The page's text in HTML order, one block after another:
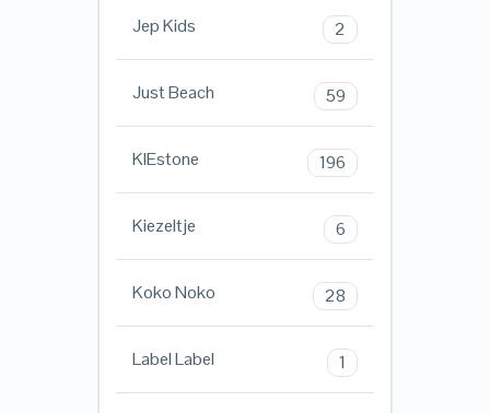
Jep Kids 2
Just Beach 59
KIEstone 196
Kiezeltje 6
Koko Noko 28
Label Label 1